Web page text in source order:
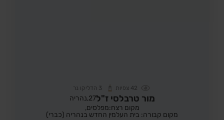
42 צפיות 3 הדליקו נר
מור טרבלסי ז"ל27, נהריה
מקום רצח:מפלסים,
מקום קבורה: בית העלמין החדש בנהריה (כברי)